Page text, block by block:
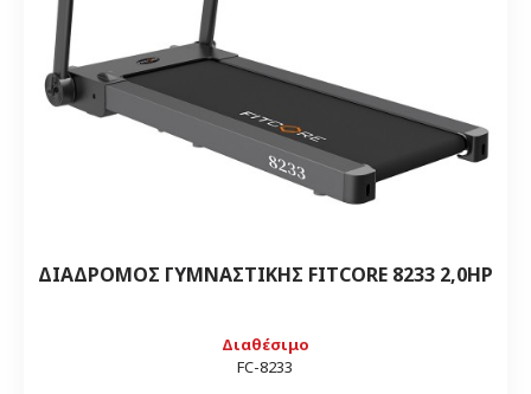
Διαθέσιμο
FC-8233
ΔΙΑΔΡΟΜΟΣ ΓΥΜΝΑΣΤΙΚΗΣ FITCORE 8233 2,0HP